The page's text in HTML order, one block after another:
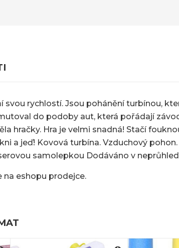
svou rychlostí. Jsou pohánění turbínou,
do podoby aut, která pořádají
hračky. Hra je velmi snadná! Stačí
a jeď! Kovová turbína. Vzduchový
samolepkou Dodáváno v
na eshopu prodejce.